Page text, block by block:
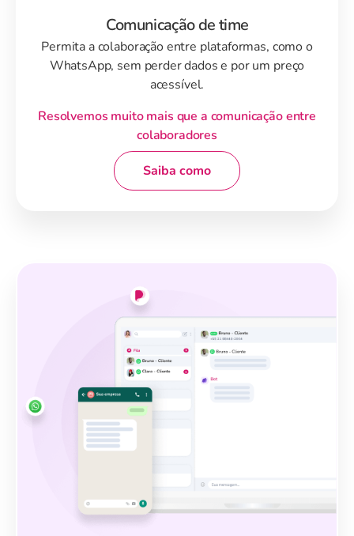
Comunicação de time
Permita a colaboração entre plataformas, como o
WhatsApp, sem perder dados e por um preço
acessível.
Resolvemos muito mais que a comunicação entre
colaboradores
Saiba como